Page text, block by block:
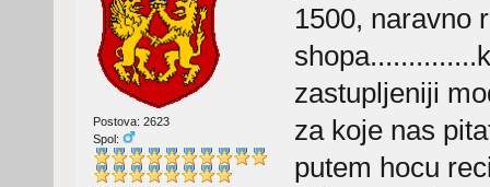
Postova: 2623
Spol:
1500, naravno
zastupljeniji
za koje nas
putem hocu